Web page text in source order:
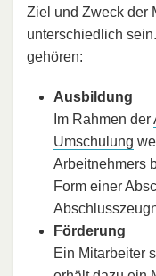
Ziel und Zweck der
unterschiedlich
gehören:
Ausbildung
Im Rahmen der
Umschulung
Arbeitnehmers
Form einer
Förderung
Ein Mitarbeiter